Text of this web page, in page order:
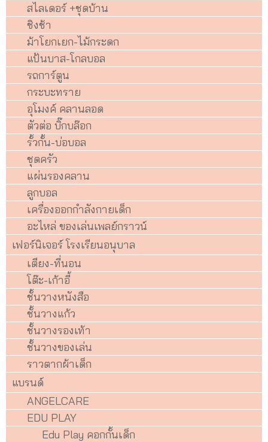
สไลเดอร์ +ชุดบ้าน
ชิงช้า
ม้าโยกเยก-ไม้กระดก
แป้นบาส-โกลบอล
รถการ์ตูน
กระบะทราย
อุโมงค์ คลานลอด
ตัวต่อ บิ๊กบล๊อก
รั้วกั้น-บ่อบอล
ชุดครัว
แผ่นรองคลาน
ลูกบอล
เครื่องออกกำลังกายเด็ก
อะไหล่ ของเล่นเพลย์กราวน์
เฟอร์นิเจอร์ โรงเรียนอนุบาล
เตียง-ที่นอน
โต๊ะ-เก้าอี้
ชั้นวางหนังสือ
ชั้นวางแก้ว
ชั้นวางรองเท้า
ชั้นวางของเล่น
ราวตากผ้าเด็ก
แบรนด์
ANGELCARE
EDU PLAY
Edu Play คอกกั้นเด็ก